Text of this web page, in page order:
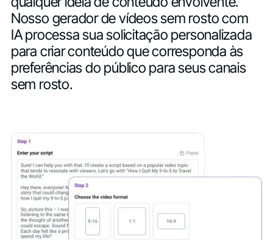
Nosso gerador de vídeos sem rosto com
IA processa sua solicitação personalizada
para criar conteúdo que corresponda às
preferências do público para seus canais
sem rosto.